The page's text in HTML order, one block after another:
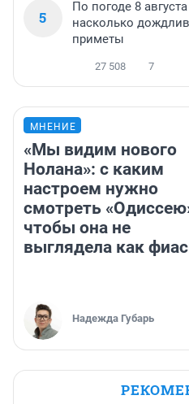
5
По погоде 8
насколько
приметы
27 508 7
МНЕНИЕ
«Мы видим нового
Нолана»: с каким
настроем нужно
смотреть
чтобы она не
выглядела как
Надежда Губарь